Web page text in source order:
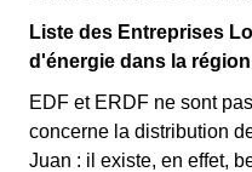
Liste des Entreprises
d'énergie dans la
EDF et ERDF ne sont
concerne la distribution
Juan : il existe, en effet,